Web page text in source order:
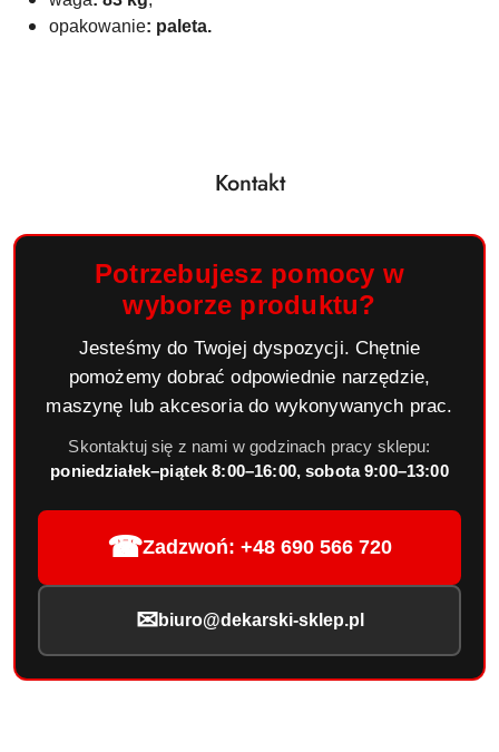
opakowanie: paleta.
Kontakt
Potrzebujesz pomocy w
wyborze produktu?
Jesteśmy do Twojej dyspozycji. Chętnie
pomożemy dobrać odpowiednie narzędzie,
maszynę lub akcesoria do wykonywanych prac.
Skontaktuj się z nami w godzinach pracy sklepu:
poniedziałek–piątek 8:00–16:00, sobota 9:00–13:00
☎Zadzwoń: +48 690 566 720
✉ biuro@dekarski-sklep.pl